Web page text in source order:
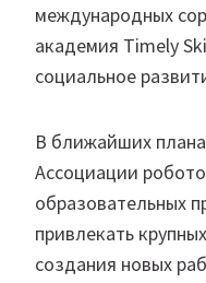
международных
академия Timely
социальное
В ближайших
Ассоциации
образовательных
привлекать
создания новых